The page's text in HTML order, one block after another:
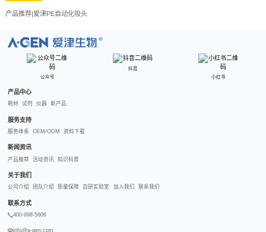
产品推荐|爱津PE自动化吸头
R
公众号
抖音
小红书
产品中心
耗材 试剂 仪器 新产品
服务支持
服务体系 OEM/ODM 资料下载
新闻资讯
产品推荐 活动资讯 知识科普
关于我们
公司介绍 团队介绍 质量保障 自研实验室 加入我们 联系我们
联系方式
400-998-5606
info@a-gen.com